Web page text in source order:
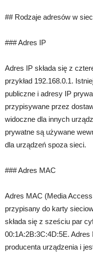
## Rodzaje adresów w
### Adres IP
Adres IP składa się z
przykład 192.168.0.1.
publiczne i adresy IP
przypisywane przez
widoczne dla innych
prywatne są używane
dla urządzeń spoza sieci.
### Adres MAC
Adres MAC (Media
przypisany do karty
składa się z sześciu par
00:1A:2B:3C:4D:5E.
producenta urządzenia i